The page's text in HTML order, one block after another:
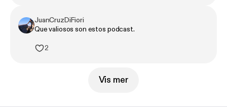
JuanCruzDiFiori
Que valiosos son estos podcast.
2
Vis mer